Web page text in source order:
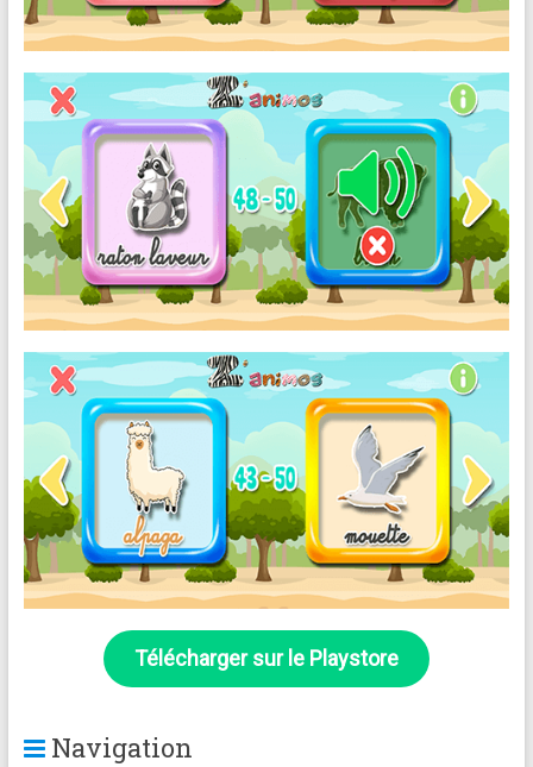
Télécharger sur le Playstore
Navigation